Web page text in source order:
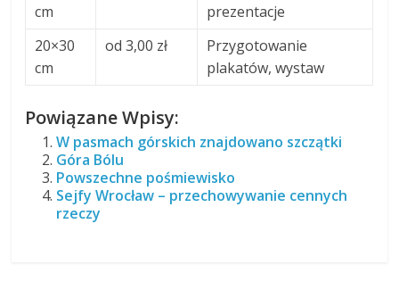
cm
prezentacje
20×30
cm
od 3,00 zł
Przygotowanie
plakatów, wystaw
Powiązane Wpisy:
W pasmach górskich znajdowano szczątki
Góra Bólu
Powszechne pośmiewisko
Sejfy Wrocław – przechowywanie cennych
rzeczy